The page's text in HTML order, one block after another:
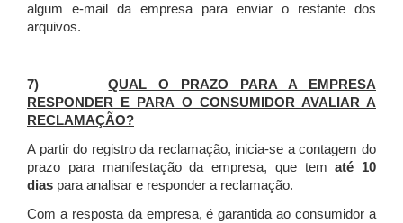
algum e-mail da empresa para enviar o restante dos
arquivos.
7)QUAL O PRAZO PARA A EMPRESA
RESPONDER E PARA O CONSUMIDOR AVALIAR A
RECLAMAÇÃO?
A partir do registro da reclamação, inicia-se a contagem do
prazo para manifestação da empresa, que tematé 10
dias para analisar e responder a reclamação.
Com a resposta da empresa, é garantida ao consumidor a